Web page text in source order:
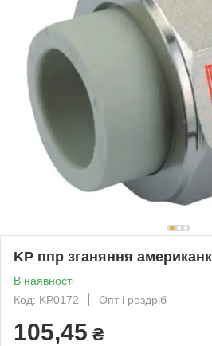
KP ппр зганяння
В наявності
Код: KP0172
Опт і роздріб
105,45 ₴